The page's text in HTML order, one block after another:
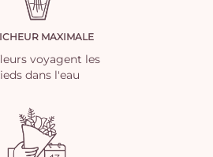
MAXIMALE
voyagent les
dans l'eau